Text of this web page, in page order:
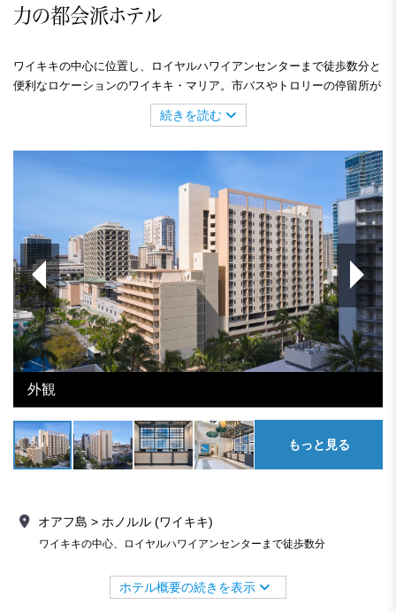
力の都会派ホテル
ワイキキの中心に位置し、ロイヤルハワイアンセンターまで徒歩数分と
便利なロケーションのワイキキ・マリア。市バスやトロリーの停留所が
ホテルのすぐ近くにあり、どこへ行くにもアクセス良好です。客室はシ
ティビュー、パーシャル・オーシャンビュー、キチネット付きの1ベッ
続きを読む
外観
もっと見る
オアフ島 > ホノルル (ワイキキ)
ワイキキの中心、ロイヤルハワイアンセンターまで徒歩数分
ホテル概要の続きを表示